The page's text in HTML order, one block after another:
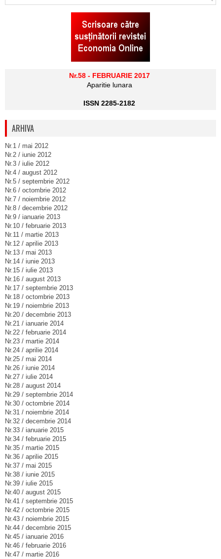
Nr.58 - FEBRUARIE 2017
Aparitie lunara
ISSN 2285-2182
ARHIVA
Nr.1 / mai 2012
Nr.2 / iunie 2012
Nr.3 / iulie 2012
Nr.4 / august 2012
Nr.5 / septembrie 2012
Nr.6 / octombrie 2012
Nr.7 / noiembrie 2012
Nr.8 / decembrie 2012
Nr.9 / ianuarie 2013
Nr.10 / februarie 2013
Nr.11 / martie 2013
Nr.12 / aprilie 2013
Nr.13 / mai 2013
Nr.14 / iunie 2013
Nr.15 / iulie 2013
Nr.16 / august 2013
Nr.17 / septembrie 2013
Nr.18 / octombrie 2013
Nr.19 / noiembrie 2013
Nr.20 / decembrie 2013
Nr.21 / ianuarie 2014
Nr.22 / februarie 2014
Nr.23 / martie 2014
Nr.24 / aprilie 2014
Nr.25 / mai 2014
Nr.26 / iunie 2014
Nr.27 / iulie 2014
Nr.28 / august 2014
Nr.29 / septembrie 2014
Nr.30 / octombrie 2014
Nr.31 / noiembrie 2014
Nr.32 / decembrie 2014
Nr.33 / ianuarie 2015
Nr.34 / februarie 2015
Nr.35 / martie 2015
Nr.36 / aprilie 2015
Nr.37 / mai 2015
Nr.38 / iunie 2015
Nr.39 / iulie 2015
Nr.40 / august 2015
Nr.41 / septembrie 2015
Nr.42 / octombrie 2015
Nr.43 / noiembrie 2015
Nr.44 / decembrie 2015
Nr.45 / ianuarie 2016
Nr.46 / februarie 2016
Nr.47 / martie 2016